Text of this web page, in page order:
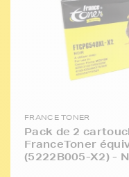
FRANCE TONER
Pack de 2
FranceToner
(5222B005-X2) -